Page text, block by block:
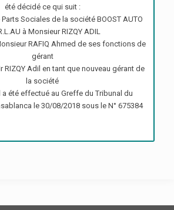
été décidé ce qui suit :
Sociales de la société BOOST AUTO
à Monsieur RIZQY ADIL
RAFIQ Ahmed de ses fonctions de
gérant
RIZQY Adil en tant que nouveau gérant de
la société
été effectué au Greffe du Tribunal du
le 30/08/2018 sous le N° 675384